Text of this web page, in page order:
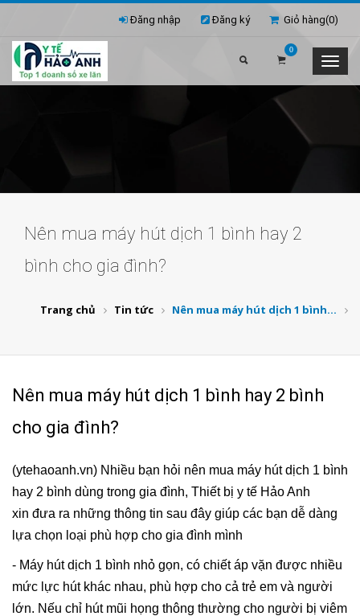
Giỏ hàng(0)
Đăng nhập Đăng ký
0
Nên mua máy hút dịch 1 bình hay 2
bình cho gia đình?
Trang chủ Tin tức Nên mua máy hút dịch 1 bình...
Nên mua máy hút dịch 1 bình hay 2 bình
cho gia đình?
(ytehaoanh.vn) Nhiều bạn hỏi nên mua máy hút dịch 1 bình
hay 2 bình dùng trong gia đình, Thiết bị y tế Hảo Anh
xin đưa ra những thông tin sau đây giúp các bạn dễ dàng
lựa chọn loại phù hợp cho gia đình mình
- Máy hút dịch 1 bình nhỏ gọn, có chiết áp vặn được nhiều
mức lực hút khác nhau, phù hợp cho cả trẻ em và người
lớn. Nếu chỉ hút mũi họng thông thường cho người bị viêm